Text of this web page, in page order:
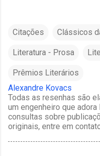
Citações Clássicos
Literatura - Prosa
Prêmios Literários
Alexandre Kovacs
Todas as resenhas são
um engenheiro que
consultas sobre
originais, entre em